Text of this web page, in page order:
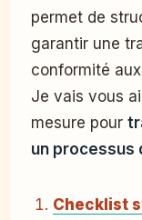
permet de
garantir une
conformité
Je vais vous
mesure pour
un processus
Checklist